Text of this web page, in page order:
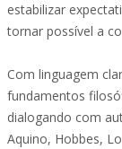
estabilizar
tornar possível a
Com linguagem
fundamentos
dialogando com
Aquino, Hobbes,